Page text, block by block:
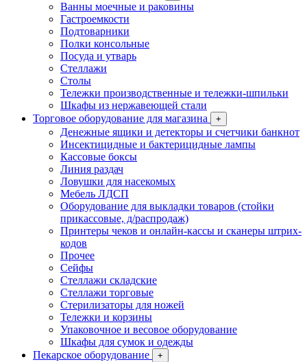
Ванны моечные и раковины
Гастроемкости
Подтоварники
Полки консольные
Посуда и утварь
Стеллажи
Столы
Тележки производственные и тележки-шпильки
Шкафы из нержавеющей стали
Торговое оборудование для магазина
+
Денежные ящики и детекторы и счетчики банкнот
Инсектицидные и бактерицидные лампы
Кассовые боксы
Линия раздач
Ловушки для насекомых
Мебель ЛДСП
Оборудование для выкладки товаров (стойки
прикассовые, д/распродаж)
Принтеры чеков и онлайн-кассы и сканеры штрих-
кодов
Прочее
Сейфы
Стеллажи складские
Стеллажи торговые
Стерилизаторы для ножей
Тележки и корзины
Упаковочное и весовое оборудование
Шкафы для сумок и одежды
Пекарское оборудование
+